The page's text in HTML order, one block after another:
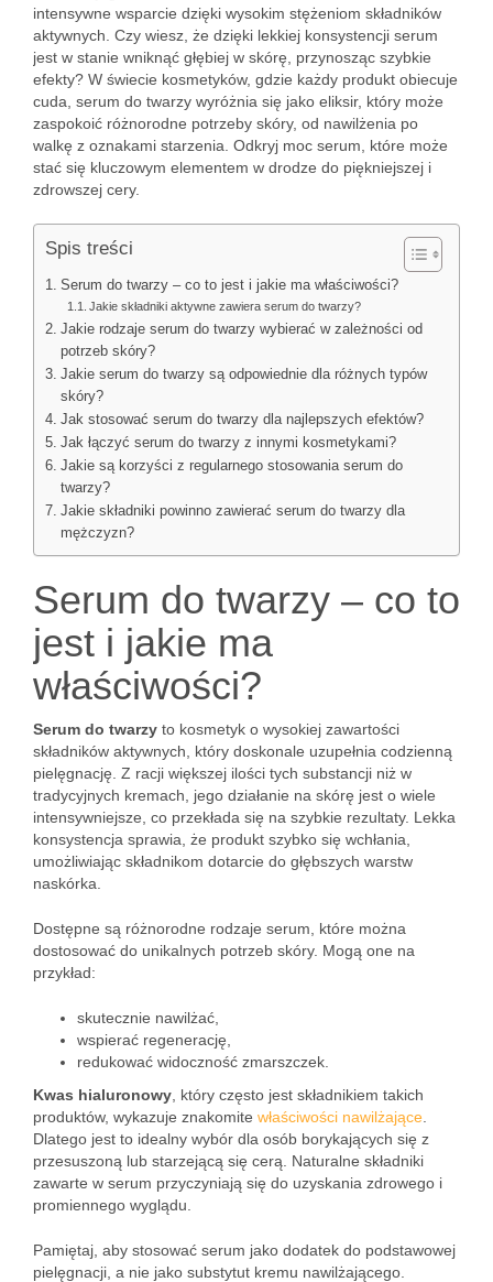
intensywne wsparcie dzięki wysokim stężeniom składników
aktywnych. Czy wiesz, że dzięki lekkiej konsystencji serum
jest w stanie wniknąć głębiej w skórę, przynosząc szybkie
efekty? W świecie kosmetyków, gdzie każdy produkt obiecuje
cuda, serum do twarzy wyróżnia się jako eliksir, który może
zaspokoić różnorodne potrzeby skóry, od nawilżenia po
walkę z oznakami starzenia. Odkryj moc serum, które może
stać się kluczowym elementem w drodze do piękniejszej i
zdrowszej cery.
Spis treści
Serum do twarzy – co to jest i jakie ma właściwości?
Jakie składniki aktywne zawiera serum do twarzy?
Jakie rodzaje serum do twarzy wybierać w zależności od
potrzeb skóry?
Jakie serum do twarzy są odpowiednie dla różnych typów
skóry?
Jak stosować serum do twarzy dla najlepszych efektów?
Jak łączyć serum do twarzy z innymi kosmetykami?
Jakie są korzyści z regularnego stosowania serum do
twarzy?
Jakie składniki powinno zawierać serum do twarzy dla
mężczyzn?
Serum do twarzy – co to
jest i jakie ma
właściwości?
Serum do twarzy to kosmetyk o wysokiej zawartości
składników aktywnych, który doskonale uzupełnia codzienną
pielęgnację. Z racji większej ilości tych substancji niż w
tradycyjnych kremach, jego działanie na skórę jest o wiele
intensywniejsze, co przekłada się na szybkie rezultaty. Lekka
konsystencja sprawia, że produkt szybko się wchłania,
umożliwiając składnikom dotarcie do głębszych warstw
naskórka.
Dostępne są różnorodne rodzaje serum, które można
dostosować do unikalnych potrzeb skóry. Mogą one na
przykład:
skutecznie nawilżać,
wspierać regenerację,
redukować widoczność zmarszczek.
Kwas hialuronowy , który często jest składnikiem takich
produktów, wykazuje znakomite właściwości nawilżające
Dlatego jest to idealny wybór dla osób borykających się z
przesuszoną lub starzejącą się cerą. Naturalne składniki
zawarte w serum przyczyniają się do uzyskania zdrowego i
promiennego wyglądu.
Pamiętaj, aby stosować serum jako dodatek do podstawowej
pielęgnacji, a nie jako substytut kremu nawilżającego.